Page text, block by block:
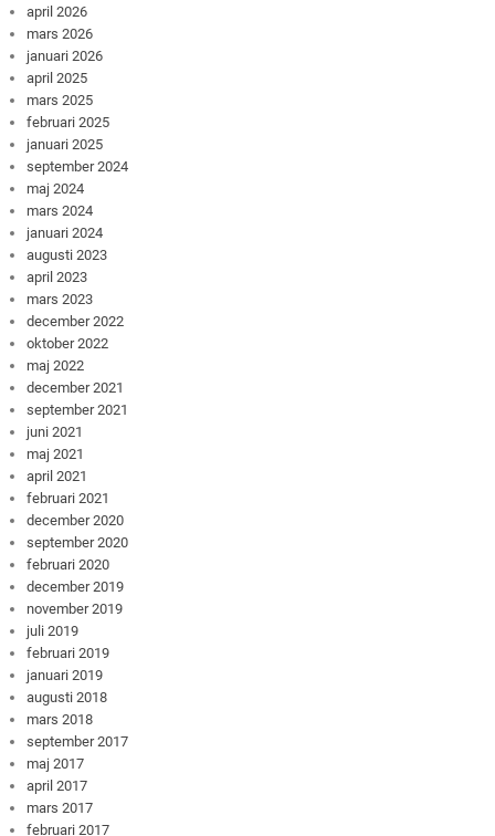
april 2026
mars 2026
januari 2026
april 2025
mars 2025
februari 2025
januari 2025
september 2024
maj 2024
mars 2024
januari 2024
augusti 2023
april 2023
mars 2023
december 2022
oktober 2022
maj 2022
december 2021
september 2021
juni 2021
maj 2021
april 2021
februari 2021
december 2020
september 2020
februari 2020
december 2019
november 2019
juli 2019
februari 2019
januari 2019
augusti 2018
mars 2018
september 2017
maj 2017
april 2017
mars 2017
februari 2017